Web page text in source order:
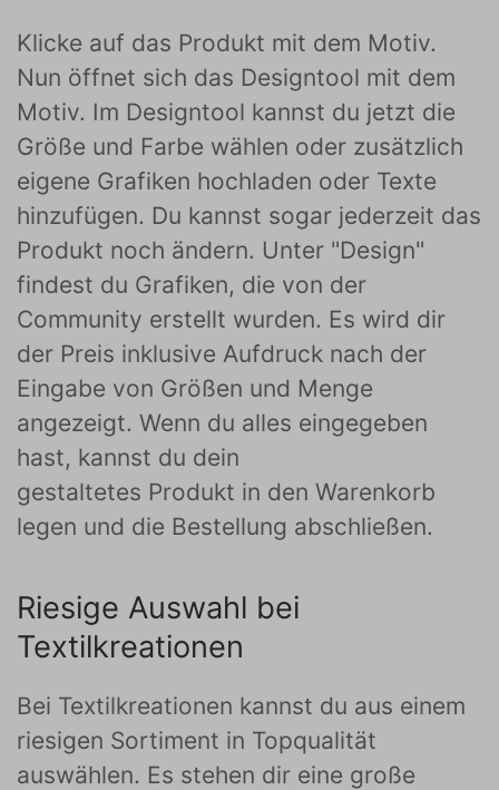
Klicke auf das Produkt mit dem Motiv.
Nun öffnet sich das Designtool mit dem
Motiv. Im Designtool kannst du jetzt die
Größe und Farbe wählen oder zusätzlich
eigene Grafiken hochladen oder Texte
hinzufügen. Du kannst sogar jederzeit das
Produkt noch ändern. Unter "Design"
findest du Grafiken, die von der
Community erstellt wurden. Es wird dir
der Preis inklusive Aufdruck nach der
Eingabe von Größen und Menge
angezeigt. Wenn du alles eingegeben
hast, kannst du dein
gestaltetes Produkt in den Warenkorb
legen und die Bestellung abschließen.
Riesige Auswahl bei
Textilkreationen
Bei Textilkreationen kannst du aus einem
riesigen Sortiment in Topqualität
auswählen. Es stehen dir eine große